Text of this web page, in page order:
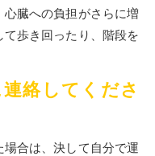
臓への負担がさらに増
歩き回ったり、階段を
絡してくださ
合は、決して自分で運